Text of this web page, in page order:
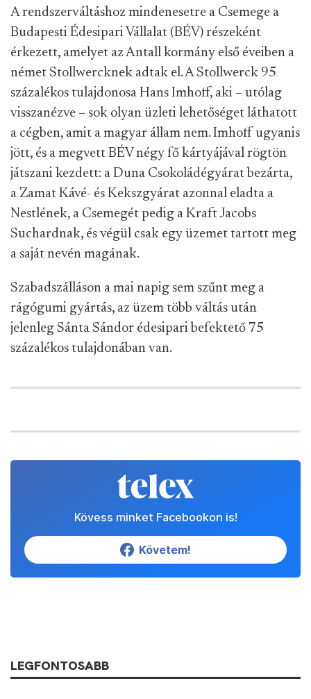
exportálta a keleti blokk más országaiba.
Új gépsorokon készült csokoládék a Budapesti Édesipari Vállalat
Csemege Édesipari Gyárából, 1987-ben. Fotó: MTI/Baric Imre
A Csemege egyébként a hatvanas évek elejétől
kezdve számos tulajdonosi és szervezeti változáson
ment keresztül. A vállalat története jól mutatja,
hogy még az egységes szocialista édesiparon belül
váltotta egymást, mint egy gazdaságpolitikai inga,
és közben a központi vezetés az állami cégek között
illetve a cégek vezetőit is.
A rendszerváltáshoz mindenesetre a Csemege a
Budapesti Édesipari Vállalat (BÉV) részeként
visszanézve – sok olyan üzleti lehetőséget láthatott
a cégben, amit a magyar állam nem. Imhoff ugyanis